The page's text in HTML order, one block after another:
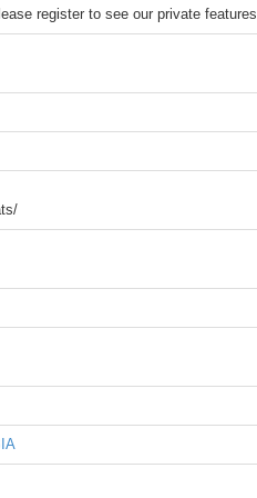
register to see our private features